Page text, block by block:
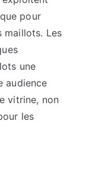
pour
maillots. Les
une
audience
vitrine, non
les